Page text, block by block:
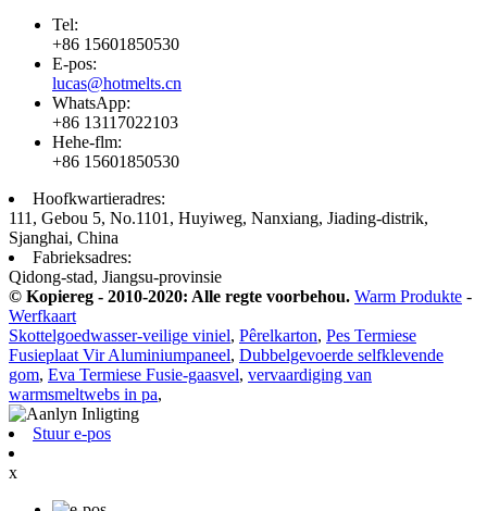
Tel:
+86 15601850530
E-pos:
lucas@hotmelts.cn
WhatsApp:
+86 13117022103
Hehe-flm:
+86 15601850530
Hoofkwartieradres:
111, Gebou 5, No.1101, Huyiweg, Nanxiang, Jiading-distrik,
Sjanghai, China
Fabrieksadres:
Qidong-stad, Jiangsu-provinsie
© Kopiereg - 2010-2020: Alle regte voorbehou. Warm Produkte -
Werfkaart
Skottelgoedwasser-veilige viniel, Pêrelkarton, Pes Termiese
Fusieplaat Vir Aluminiumpaneel, Dubbelgevoerde selfklevende
gom, Eva Termiese Fusie-gaasvel, vervaardiging van
warmsmeltwebs in pa,
Stuur e-pos
x